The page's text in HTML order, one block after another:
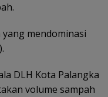
mendominasi
DLH Kota Palangka
volume sampah